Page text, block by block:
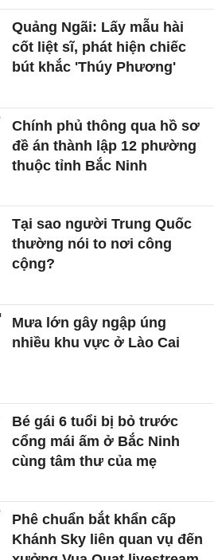
Quảng Ngãi: Lấy mẫu hài
cốt liệt sĩ, phát hiện chiếc
bút khắc 'Thúy Phương'
Chính phủ thông qua hồ sơ
đề án thành lập 12 phường
thuộc tỉnh Bắc Ninh
Tại sao người Trung Quốc
thường nói to nơi công
cộng?
Mưa lớn gây ngập úng
nhiều khu vực ở Lào Cai
Bé gái 6 tuổi bị bỏ trước
cổng mái ấm ở Bắc Ninh
cùng tâm thư của mẹ
Phê chuẩn bắt khẩn cấp
Khánh Sky liên quan vụ đến